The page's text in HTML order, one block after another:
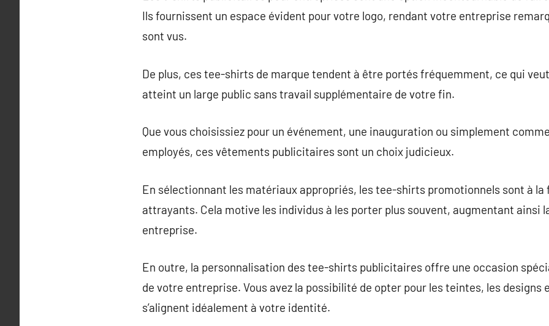
Ils fournissent un espace évident pour votre logo, rendant votre entreprise
sont vus.
De plus, ces tee-shirts de marque tendent à être portés fréquemment, ce qui
atteint un large public sans travail supplémentaire de votre fin.
Que vous choisissiez pour un événement, une inauguration ou simplement
employés, ces vêtements publicitaires sont un choix judicieux.
En sélectionnant les matériaux appropriés, les tee-shirts promotionnels sont à
attrayants. Cela motive les individus à les porter plus souvent, augmentant ainsi
entreprise.
En outre, la personnalisation des tee-shirts publicitaires offre une occasion
de votre entreprise. Vous avez la possibilité de opter pour les teintes, les designs
s’alignent idéalement à votre identité.